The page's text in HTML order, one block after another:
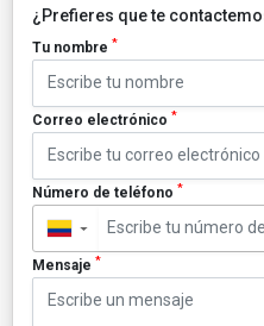
¿Prefieres que te
Tu nombre *
Correo electrónico *
Número de teléfono *
▼
Mensaje *